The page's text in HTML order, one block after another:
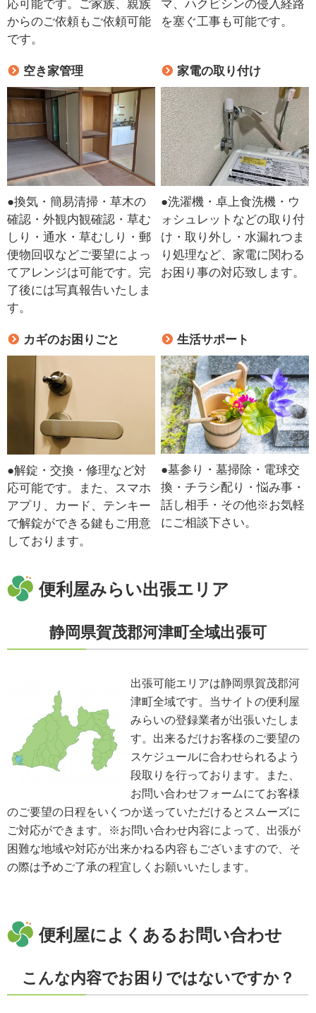
応可能です。ご家族、親族
からのご依頼もご依頼可能
です。
マ、ハクビシンの侵入経路
を塞ぐ工事も可能です。
空き家管理
●換気・簡易清掃・草木の
確認・外観内観確認・草む
しり・通水・草むしり・郵
便物回収などご要望によっ
てアレンジは可能です。完
了後には写真報告いたしま
す。
家電の取り付け
●洗濯機・卓上食洗機・ウ
ォシュレットなどの取り付
け・取り外し・水漏れつま
り処理など、家電に関わる
お困り事の対応致します。
カギのお困りごと
●解錠・交換・修理など対
応可能です。また、スマホ
アプリ、カード、テンキー
で解錠ができる鍵もご用意
しております。
生活サポート
●墓参り・墓掃除・電球交
換・チラシ配り・悩み事・
話し相手・その他※お気軽
にご相談下さい。
便利屋みらい出張エリア
静岡県賀茂郡河津町全域出張可
出張可能エリアは静岡県賀茂郡河
津町全域です。当サイトの便利屋
みらいの登録業者が出張いたしま
す。出来るだけお客様のご要望の
スケジュールに合わせられるよう
段取りを行っております。また、
お問い合わせフォームにてお客様
のご要望の日程をいくつか送っていただけるとスムーズに
ご対応ができます。※お問い合わせ内容によって、出張が
困難な地域や対応が出来かねる内容もございますので、そ
の際は予めご了承の程宜しくお願いいたします。
便利屋によくあるお問い合わせ
こんな内容でお困りではないですか？